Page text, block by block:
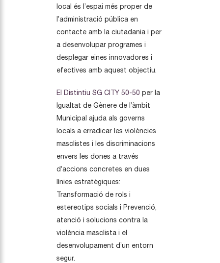
local és l’espai més proper de
l’administració pública en
contacte amb la ciutadania i per
a desenvolupar programes i
desplegar eines innovadores i
efectives amb aquest objectiu.
El Distintiu SG CITY 50-50 per la
Igualtat de Gènere de l’àmbit
Municipal ajuda als governs
locals a erradicar les violències
masclistes i les discriminacions
envers les dones a través
d’accions concretes en dues
línies estratègiques:
Transformació de rols i
estereotips socials i Prevenció,
atenció i solucions contra la
violència masclista i el
desenvolupament d’un entorn
segur.